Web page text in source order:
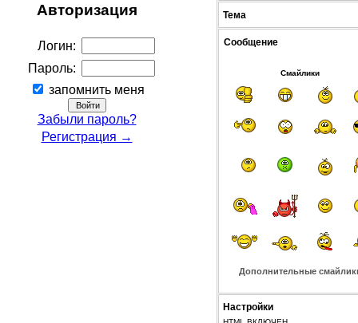
Авторизация
Логин:
Пароль:
запомнить меня
Забыли пароль?
Регистрация →
Тема
Сообщение
Смайлики
Дополнительные
Настройки